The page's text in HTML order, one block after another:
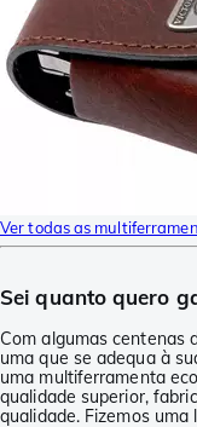
Ver todas as
Sei quanto quero
Com algumas centenas
uma que se adequa à
uma multiferramenta
qualidade superior,
qualidade. Fizemos